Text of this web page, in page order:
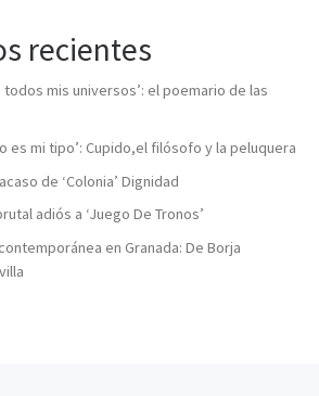
recientes
todos mis universos’: el poemario de las
es mi tipo’: Cupido,el filósofo y la peluquera
de ‘Colonia’ Dignidad
adiós a ‘Juego De Tronos’
en Granada: De Borja